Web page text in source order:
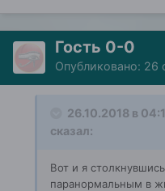
Гость 0-0
Опубликовано: 26
26.10.2018 в
сказал:
Вот и я
паранормальным в